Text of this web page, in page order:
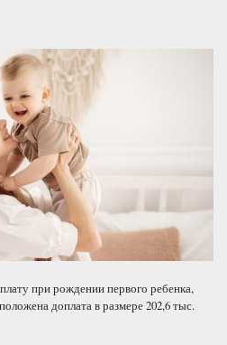
при рождении первого ребенка,
доплата в размере 202,6 тыс.